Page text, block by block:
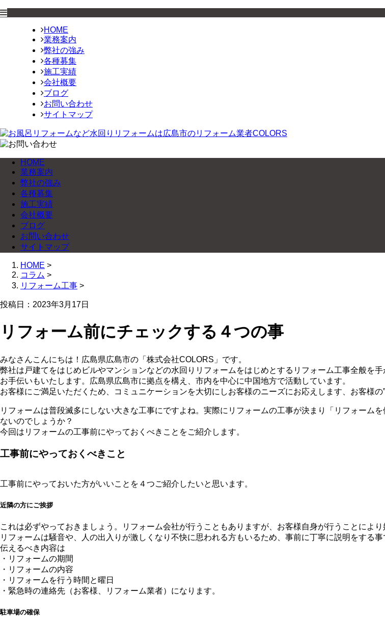
HOME
業務案内
弊社の強み
各種募集
施工実績
会社概要
ブログ
お問い合わせ
サイトマップ
HOME
業務案内
弊社の強み
各種募集
施工実績
会社概要
ブログ
お問い合わせ
サイトマップ
HOME >
コラム >
リフォーム工事 >
投稿日：2023年3月17日
リフォーム前にチェックする４つの事
みなさんこんにちは！広島県広島市の「株式会社COLORS」です。
弊社は戸建てをはじめビルやマンションなどの水回りリフォームをはじめとするリフォーム工事全般を
お手伝いもいたします。広島県広島市に拠点を構え、市内を中心に中国地方で活動しています。
お客様にご満足いただくため、コミュニケーションを大切にしお客様のニーズにお応えします、お客様
リフォームは普段滅多にしない大きな工事にですよね。実際にリフォームの工事が決まり「リフォーム
ないのでしょうか？
今回はリフォームの工事前にやっておくべきことをご紹介します。
工事前にやっておくべきこと
工事前にやっておいた方がいいことを４つご紹介したいと思います。
近隣の方にご挨拶
これは必ずやっておきましょう。リフォーム会社が行うこともありますが、お客様自身が行うことにより
リフォームは騒音や、人の出入りが激しくなり不快に思われる方もいるため、事前に丁寧に説明をする
伝えるべき内容は
・リフォームの期間
・リフォームの内容
・リフォームを行う時間と曜日
・緊急時の連絡先（お客様、リフォーム業者）になります。
駐車場の確保